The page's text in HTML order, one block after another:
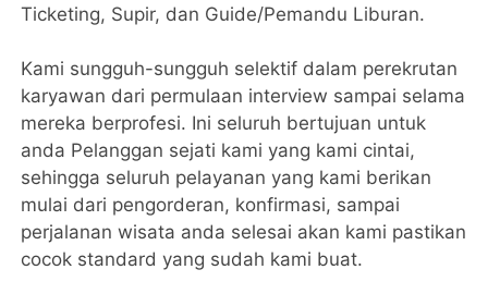
Ticketing, Supir, dan Guide/Pemandu Liburan.
Kami sungguh-sungguh selektif dalam perekrutan
karyawan dari permulaan interview sampai selama
mereka berprofesi. Ini seluruh bertujuan untuk
anda Pelanggan sejati kami yang kami cintai,
sehingga seluruh pelayanan yang kami berikan
mulai dari pengorderan, konfirmasi, sampai
perjalanan wisata anda selesai akan kami pastikan
cocok standard yang sudah kami buat.